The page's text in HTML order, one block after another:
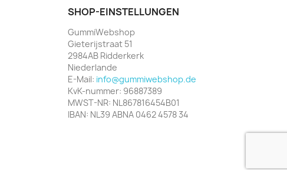
SHOP-EINSTELLUNGEN
GummiWebshop
Gieterijstraat 51
2984AB Ridderkerk
Niederlande
E-Mail: info@gummiwebshop.de
KvK-nummer: 96887389
MWST-NR: NL867816454B01
IBAN: NL39 ABNA 0462 4578 34